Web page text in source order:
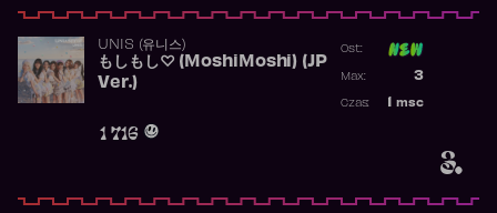
3.
UNIS (유니스)
もしもし♡ (MoshiMoshi) (JP
Ver.)
1 716
Ost:
3
Max:
msc
Czas: